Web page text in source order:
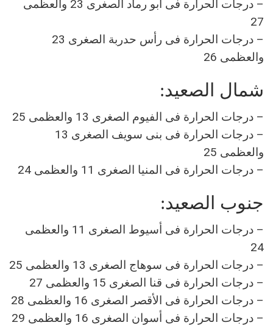
– درجات الحرارة فى أبو رماد الصغرى 23 والعظمى
27
– درجات الحرارة فى رأس حدربة الصغرى 23
والعظمى 26
شمال الصعيد:
– درجات الحرارة فى الفيوم الصغرى 13 والعظمى 25
– درجات الحرارة فى بنى سويف الصغرى 13
والعظمى 25
– درجات الحرارة فى المنيا الصغرى 11 والعظمى 24
جنوب الصعيد:
– درجات الحرارة فى أسيوط الصغرى 11 والعظمى
24
– درجات الحرارة فى سوهاج الصغرى 13 والعظمى 25
– درجات الحرارة فى قنا الصغرى 15 والعظمى 27
– درجات الحرارة فى الأقصر الصغرى 16 والعظمى 28
– درجات الحرارة فى أسوان الصغرى 16 والعظمى 29